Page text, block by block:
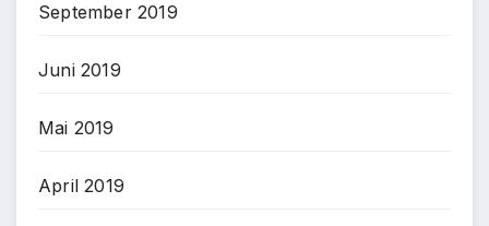
September 2019
Juni 2019
Mai 2019
April 2019